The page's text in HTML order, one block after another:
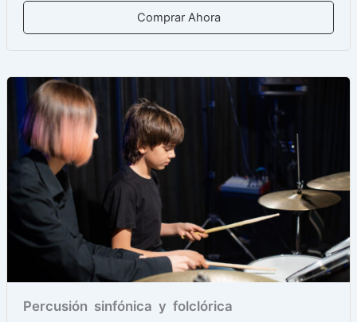
Comprar Ahora
Percusión sinfónica y folclórica